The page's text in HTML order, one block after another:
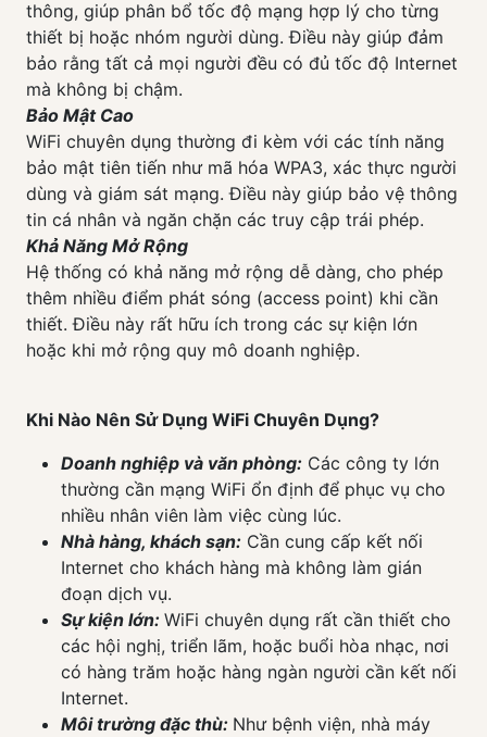
thông, giúp phân bổ tốc độ mạng hợp lý cho từng
thiết bị hoặc nhóm người dùng. Điều này giúp đảm
bảo rằng tất cả mọi người đều có đủ tốc độ Internet
mà không bị chậm.
Bảo Mật Cao
WiFi chuyên dụng thường đi kèm với các tính năng
bảo mật tiên tiến như mã hóa WPA3, xác thực người
dùng và giám sát mạng. Điều này giúp bảo vệ thông
tin cá nhân và ngăn chặn các truy cập trái phép.
Khả Năng Mở Rộng
Hệ thống có khả năng mở rộng dễ dàng, cho phép
thêm nhiều điểm phát sóng (access point) khi cần
thiết. Điều này rất hữu ích trong các sự kiện lớn
hoặc khi mở rộng quy mô doanh nghiệp.
Khi Nào Nên Sử Dụng WiFi Chuyên Dụng?
Doanh nghiệp và văn phòng: Các công ty lớn
thường cần mạng WiFi ổn định để phục vụ cho
nhiều nhân viên làm việc cùng lúc.
Nhà hàng, khách sạn: Cần cung cấp kết nối
Internet cho khách hàng mà không làm gián
đoạn dịch vụ.
Sự kiện lớn: WiFi chuyên dụng rất cần thiết cho
các hội nghị, triển lãm, hoặc buổi hòa nhạc, nơi
có hàng trăm hoặc hàng ngàn người cần kết nối
Internet.
Môi trường đặc thù: Như bệnh viện, nhà máy